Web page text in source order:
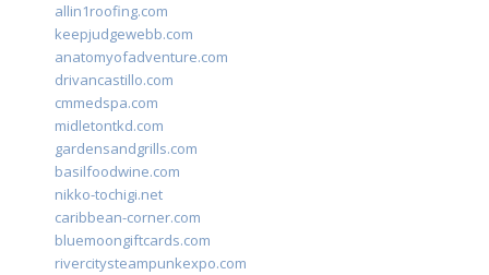
allin1roofing.com
keepjudgewebb.com
anatomyofadventure.com
drivancastillo.com
cmmedspa.com
midletontkd.com
gardensandgrills.com
basilfoodwine.com
nikko-tochigi.net
caribbean-corner.com
bluemoongiftcards.com
rivercitysteampunkexpo.com